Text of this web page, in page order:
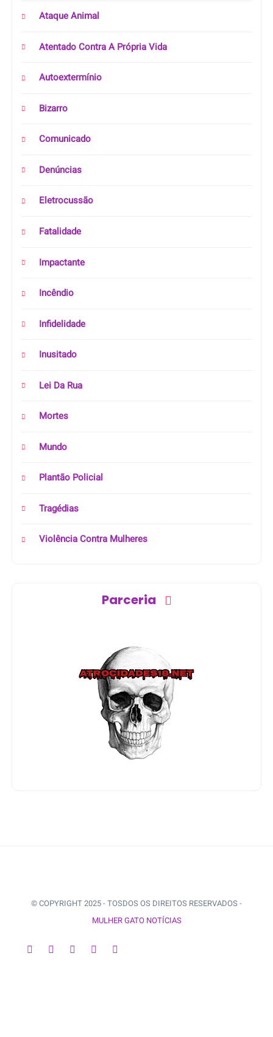
Ataque Animal
Atentado Contra A Própria Vida
Autoextermínio
Bizarro
Comunicado
Denúncias
Eletrocussão
Fatalidade
Impactante
Incêndio
Infidelidade
Inusitado
Lei Da Rua
Mortes
Mundo
Plantão Policial
Tragédias
Violência Contra Mulheres
Parceria
© COPYRIGHT 2025 - TOSDOS OS DIREITOS RESERVADOS -
MULHER GATO NOTÍCIAS